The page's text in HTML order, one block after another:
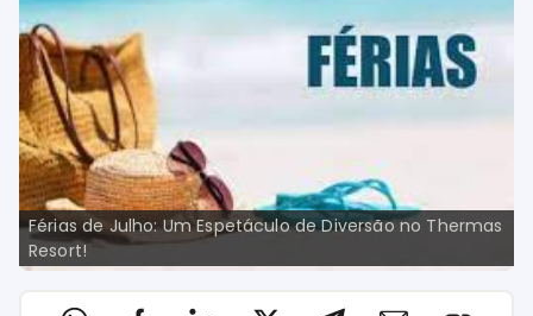
Férias de Julho: Um Espetáculo de Diversão no Thermas
Resort!